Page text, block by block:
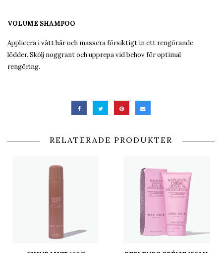
VOLUME SHAMPOO
Applicera i vått hår och massera försiktigt in ett rengörande
lödder. Skölj noggrant och upprepa vid behov för optimal
rengöring.
RELATERADE PRODUKTER